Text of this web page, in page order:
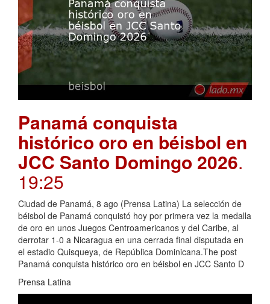
Panamá conquista
histórico oro en béisbol en
JCC Santo Domingo 2026.
19:25
Ciudad de Panamá, 8 ago (Prensa Latina) La selección de
béisbol de Panamá conquistó hoy por primera vez la medalla
de oro en unos Juegos Centroamericanos y del Caribe, al
derrotar 1-0 a Nicaragua en una cerrada final disputada en
el estadio Quisqueya, de República Dominicana.The post
Panamá conquista histórico oro en béisbol en JCC Santo D
Prensa Latina